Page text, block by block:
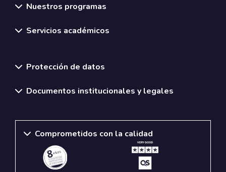
Nuestros programas
Servicios académicos
Protección de datos
Documentos institucionales y legales
Comprometidos con la calidad